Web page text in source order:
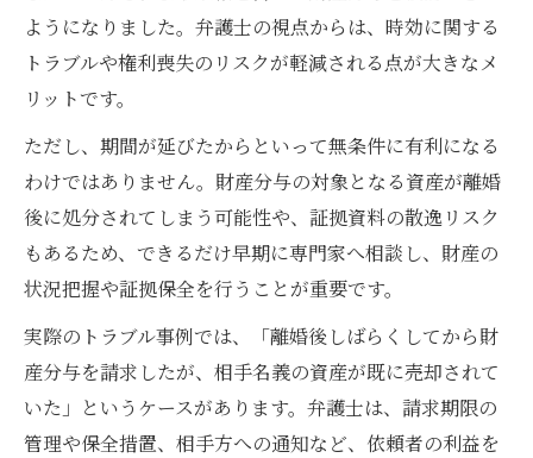
ようになりました。弁護士の視点からは、時効に関する
トラブルや権利喪失のリスクが軽減される点が大きなメ
リットです。
ただし、期間が延びたからといって無条件に有利になる
わけではありません。財産分与の対象となる資産が離婚
後に処分されてしまう可能性や、証拠資料の散逸リスク
もあるため、できるだけ早期に専門家へ相談し、財産の
状況把握や証拠保全を行うことが重要です。
実際のトラブル事例では、「離婚後しばらくしてから財
産分与を請求したが、相手名義の資産が既に売却されて
いた」というケースがあります。弁護士は、請求期限の
管理や保全措置、相手方への通知など、依頼者の利益を